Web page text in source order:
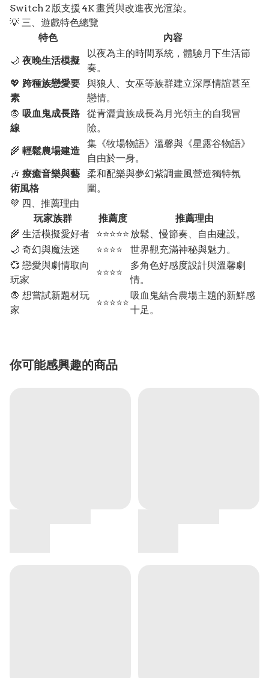
Switch 2 版支援 4K 畫質與改進夜光渲染。
💡 三、遊戲特色總覽
特色
內容
🌙 夜晚生活模擬
以夜為主的時間系統，體驗月下生活節
奏。
💖 跨種族戀愛要
素
與狼人、女巫等族群建立深厚情誼甚至
戀情。
🧛 吸血鬼成長路
線
從青澀貴族成長為月光領主的自我冒
險。
🌾 輕鬆農場建造
集《牧場物語》溫馨與《星露谷物語》
自由於一身。
🎶 療癒音樂與藝
術風格
柔和配樂與夢幻紫調畫風營造獨特氛
圍。
💜 四、推薦理由
玩家族群
推薦度
推薦理由
🌾 生活模擬愛好者
⭐⭐⭐⭐⭐ 放鬆、慢節奏、自由建設。
🌙 奇幻與魔法迷
⭐⭐⭐⭐
世界觀充滿神秘與魅力。
💞 戀愛與劇情取向
玩家
⭐⭐⭐⭐
多角色好感度設計與溫馨劇
情。
🧛 想嘗試新題材玩
家
⭐⭐⭐⭐⭐
吸血鬼結合農場主題的新鮮感
十足。
你可能感興趣的商品